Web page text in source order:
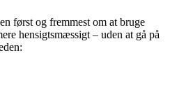
først og fremmest om at bruge
hensigtsmæssigt – uden at gå på